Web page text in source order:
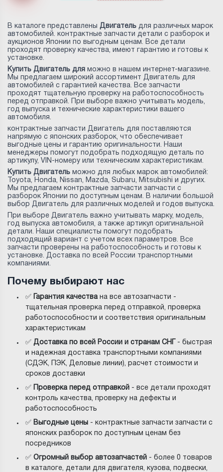
В каталоге представлены Двигатель для различных марок
автомобилей. контрактные запчасти детали с разборок и
аукционов Японии по выгодным ценам. Все детали
проходят проверку качества, имеют гарантию и готовы к
установке.
Купить Двигатель для
можно в нашем интернет-магазине.
Мы предлагаем широкий ассортимент Двигатель для
автомобилей с гарантией качества. Все запчасти
проходят тщательную проверку на работоспособность
перед отправкой. При выборе важно учитывать модель,
год выпуска и технические характеристики вашего
автомобиля.
контрактные запчасти Двигатель для
поставляются
напрямую с японских разборок, что обеспечивает
выгодные цены и гарантию оригинальности. Наши
менеджеры помогут подобрать подходящую деталь по
артикулу, VIN-номеру или техническим характеристикам.
Купить Двигатель можно для любых марок автомобилей:
Toyota, Honda, Nissan, Mazda, Subaru, Mitsubishi и других.
Мы предлагаем контрактные запчасти запчасти с
разборок Японии по доступным ценам. В наличии большой
выбор Двигатель для различных моделей и годов выпуска.
При выборе Двигатель важно учитывать марку, модель,
год выпуска автомобиля, а также артикул оригинальной
детали. Наши специалисты помогут подобрать
подходящий вариант с учетом всех параметров. Все
запчасти проверены на работоспособность и готовы к
установке. Доставка по всей России транспортными
компаниями.
Почему выбирают нас
✅ Гарантия качествана все автозапчасти -
тщательная проверка перед отправкой, проверка
работоспособности и соответствия оригинальным
характеристикам
✅Доставка по всей России и странам СНГ
- быстрая
и надежная доставка транспортными компаниями
(СДЭК, ПЭК, Деловые линии), расчет стоимости и
сроков доставки
✅ Проверка перед отправкой - все детали проходят
контроль качества, проверку на дефекты и
работоспособность
✅ Выгодные цены - контрактные запчасти запчасти с
японских разборок по доступным ценам без
посредников
✅Огромный выбор автозапчастей - более 0 товаров
в каталоге, детали для двигателя, кузова, подвески,